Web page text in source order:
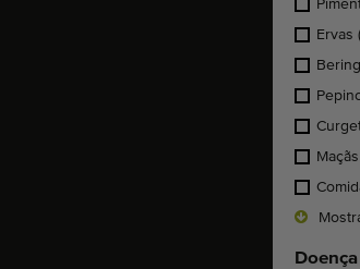
Ervas
Maçãs
Doença